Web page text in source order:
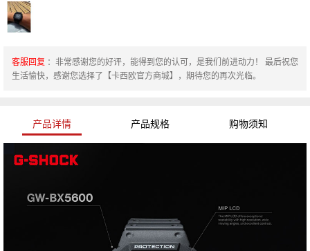
客服回复 ：非常感谢您的好评，能得到您的认可，是我们前进动力！ 最后祝您
生活愉快，感谢您选择了【卡西欧官方商城】，期待您的再次光临。
产品详情 产品规格 购物须知